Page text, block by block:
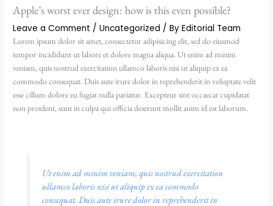
Apple’s worst ever design: how is this even possible?
Leave a Comment /Uncategorized / ByEditorial Team
Lorem ipsum dolor sit amet, consectetur adipisicing elit, sed do eiusmod
tempor incididunt ut labore et dolore magna aliqua. Ut enim ad minim
veniam, quis nostrud exercitation ullamco laboris nisi ut aliquip ex ea
commodo consequat. Duis aute irure dolor in reprehenderit in voluptate velit
esse cillum dolore eu fugiat nulla pariatur. Excepteur sint occaecat cupidatat
non proident, sunt in culpa qui officia deserunt mollit anim id est laborum.
Ut enim ad minim veniam, quis nostrud exercitation
ullamco laboris nisi ut aliquip ex ea commodo
consequat. Duis aute irure dolor in reprehenderit in